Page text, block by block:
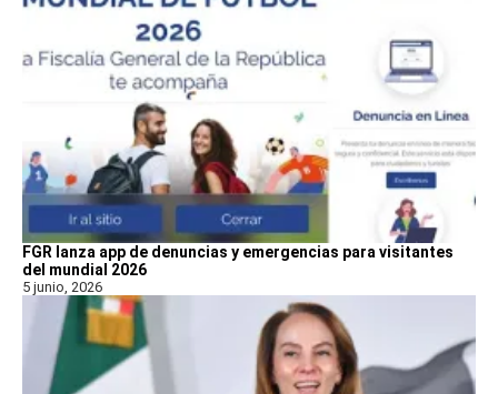
FGR lanza app de denuncias y emergencias para visitantes
del mundial 2026
5 junio, 2026